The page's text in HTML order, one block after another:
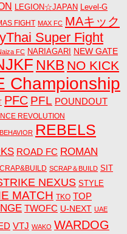
LEGION☆JAPAN Level-G
FIGHT MAX FC MAキック
Super Fight
FC NARIAGARI NEW GATE
NKB NO KICK
Championship
PFC PFL POUNDOUT
REVOLUTION
REBELS
ROAD FC ROMAN
SCRAP＆BUILD SIT
NEXUS STYLE
MATCH TKO TOP
TWOFC U-NEXT UAE
VTJ WAKO WARDOG